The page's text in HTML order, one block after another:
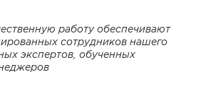
работу обеспечивают
сотрудников нашего
экспертов, обученных